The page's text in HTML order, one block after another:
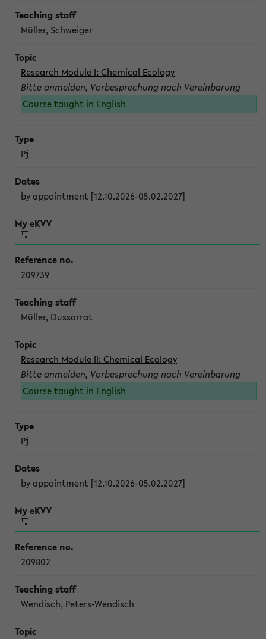
Müller, Schweiger
Research Module I: Chemical Ecology
Bitte anmelden, Vorbesprechung nach Vereinbarung
Course taught in English
Pj
by appointment [12.10.2026-05.02.2027]
209739
Müller, Dussarrat
Research Module II: Chemical Ecology
Bitte anmelden, Vorbesprechung nach Vereinbarung
Course taught in English
Pj
by appointment [12.10.2026-05.02.2027]
209802
Wendisch, Peters-Wendisch